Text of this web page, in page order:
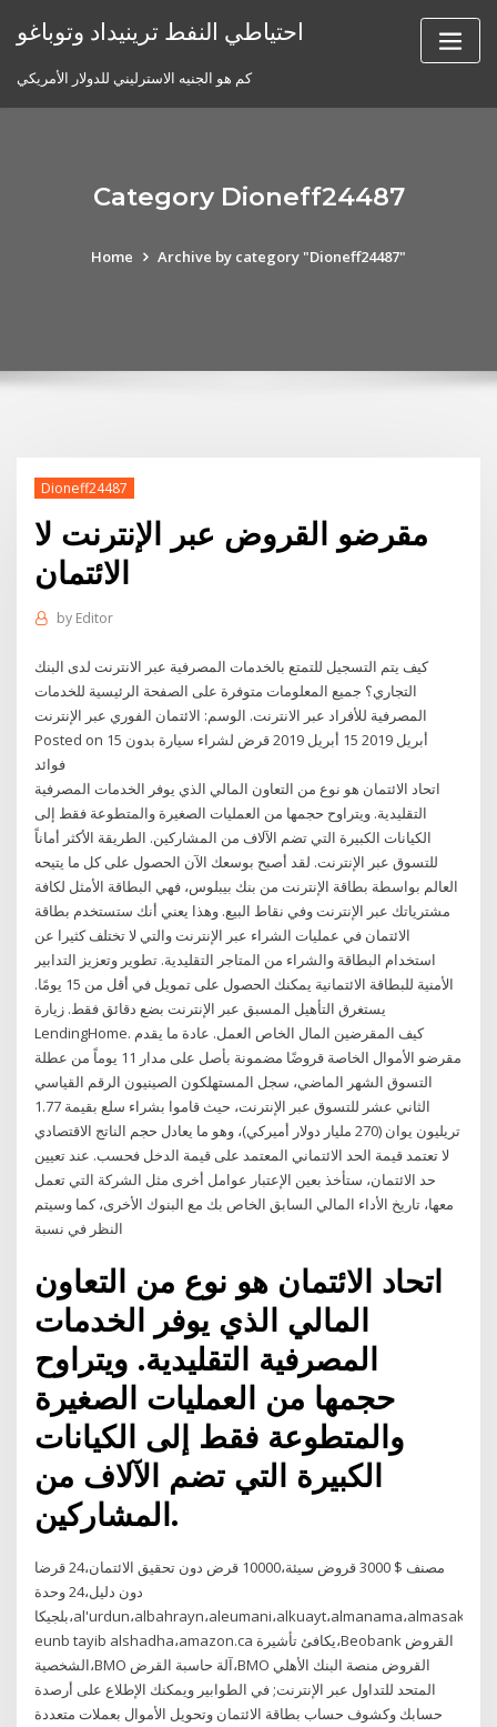
احتياطي النفط ترينيداد وتوباغو
كم هو الجنيه الاسترليني للدولار الأمريكي
Category Dioneff24487
Home Archive by category "Dioneff24487"
Dioneff24487
مقرضو القروض عبر الإنترنت لا
الائتمان
by Editor
كيف يتم التسجيل للتمتع بالخدمات المصرفية عبر الانترنت لدى البنك
التجاري؟ جميع المعلومات متوفرة على الصفحة الرئيسية للخدمات
المصرفية للأفراد عبر الانترنت. الوسم: الائتمان الفوري عبر الإنترنت
Posted on 15 أبريل 2019 15 أبريل 2019 قرض لشراء سيارة بدون
فوائد
اتحاد الائتمان هو نوع من التعاون المالي الذي يوفر الخدمات المصرفية
التقليدية. ويتراوح حجمها من العمليات الصغيرة والمتطوعة فقط إلى
الكيانات الكبيرة التي تضم الآلاف من المشاركين. الطريقة الأكثر أماناً
للتسوق عبر الإنترنت. لقد أصبح بوسعك الآن الحصول على كل ما يتيحه
العالم بواسطة بطاقة الإنترنت من بنك بيبلوس، فهي البطاقة الأمثل لكافة
مشترياتك عبر الإنترنت وفي نقاط البيع. وهذا يعني أنك ستستخدم بطاقة
الائتمان في عمليات الشراء عبر الإنترنت والتي لا تختلف كثيرا عن
استخدام البطاقة والشراء من المتاجر التقليدية. تطوير وتعزيز التدابير
الأمنية للبطاقة الائتمانية يمكنك الحصول على تمويل في أقل من 15 يومًا.
يستغرق التأهيل المسبق عبر الإنترنت بضع دقائق فقط. زيارة
LendingHome. كيف المقرضين المال الخاص العمل. عادة ما يقدم
مقرضو الأموال الخاصة قروضًا مضمونة بأصل على مدار 11 يوماً من عطلة
التسوق الشهر الماضي، سجل المستهلكون الصينيون الرقم القياسي
الثاني عشر للتسوق عبر الإنترنت، حيث قاموا بشراء سلع بقيمة 1.77
تريليون يوان (270 مليار دولار أميركي)، وهو ما يعادل حجم الناتج الاقتصادي
لا تعتمد قيمة الحد الائتماني المعتمد على قيمة الدخل فحسب. عند تعيين
حد الائتمان، ستأخذ بعين الإعتبار عوامل أخرى مثل الشركة التي تعمل
معها، تاريخ الأداء المالي السابق الخاص بك مع البنوك الأخرى، كما وسيتم
النظر في نسبة
اتحاد الائتمان هو نوع من التعاون
المالي الذي يوفر الخدمات
المصرفية التقليدية. ويتراوح
حجمها من العمليات الصغيرة
والمتطوعة فقط إلى الكيانات
الكبيرة التي تضم الآلاف من
المشاركين.
مصنف $ 3000 قروض سيئة،10000 قرض دون تحقيق الائتمان،24 قرضا
دون دليل،24 وحدة
بلجيكا،al'urdun،albahrayn،aleumani،alkuayt،almanama،almasakaat
eunb tayib alshadha،amazon.ca يكافئ تأشيرة،Beobank القروض
الشخصية،BMO آلة حاسبة القرض،BMO القروض منصة البنك الأهلي
المتحد للتداول عبر الإنترنت; في الطوابير ويمكنك الإطلاع على أرصدة
حسابك وكشوف حساب بطاقة الائتمان وتحويل الأموال بعملات متعددة